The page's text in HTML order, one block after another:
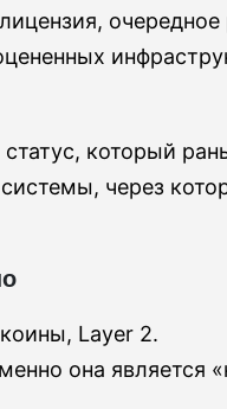
который
через
Layer 2.
она является